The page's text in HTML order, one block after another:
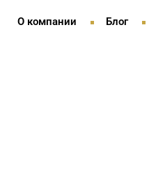
О компании Блог